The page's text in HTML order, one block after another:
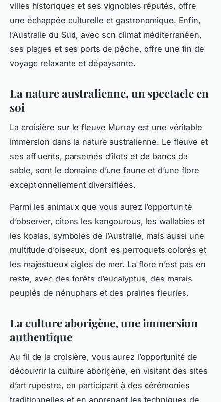
villes historiques et ses vignobles réputés, offre
une échappée culturelle et gastronomique. Enfin,
l’Australie du Sud, avec son climat méditerranéen,
ses plages et ses ports de pêche, offre une fin de
voyage relaxante et dépaysante.
La nature australienne, un spectacle en
soi
La croisière sur le fleuve Murray est une véritable
immersion dans la nature australienne. Le fleuve et
ses affluents, parsemés d’ilots et de bancs de
sable, sont le domaine d’une faune et d’une flore
exceptionnellement diversifiées.
Parmi les animaux que vous aurez l’opportunité
d’observer, citons les kangourous, les wallabies et
les koalas, symboles de l’Australie, mais aussi une
multitude d’oiseaux, dont les perroquets colorés et
les majestueux aigles de mer. La flore n’est pas en
reste, avec des forêts d’eucalyptus, des marais
peuplés de nénuphars et des prairies fleuries.
La culture aborigène, une immersion
authentique
Au fil de la croisière, vous aurez l’opportunité de
découvrir la culture aborigène, en visitant des sites
d’art rupestre, en participant à des cérémonies
traditionnelles et en apprenant les techniques de